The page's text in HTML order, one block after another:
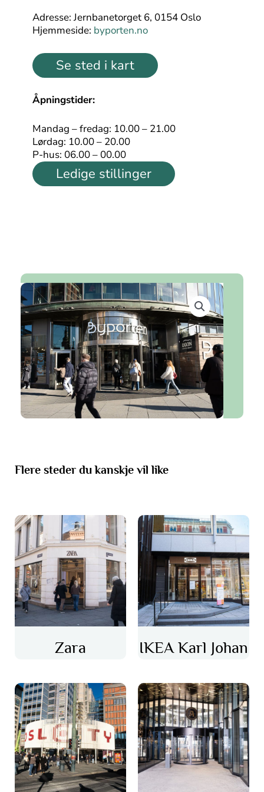
Adresse: Jernbanetorget 6, 0154 Oslo
Hjemmeside: byporten.no
Se sted i kart
Åpningstider:
Mandag – fredag: 10.00 – 21.00
Lørdag: 10.00 – 20.00
P-hus: 06.00 – 00.00
Ledige stillinger
Flere steder du kanskje vil like
Zara IKEA Karl Johan